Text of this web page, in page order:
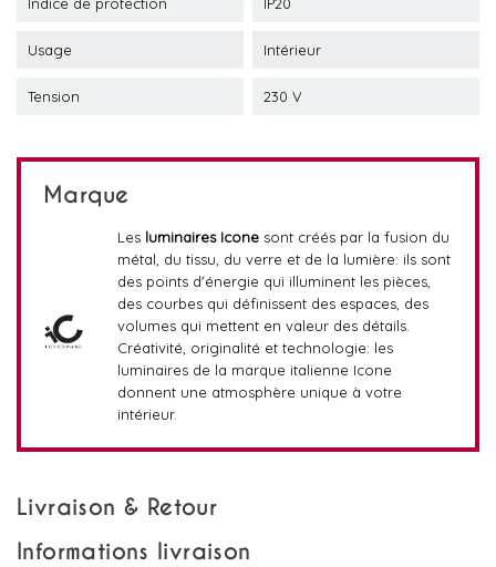
Usage Intérieur
Tension 230 V
Marque
Les luminaires Iconesont créés par la fusion du
métal, du tissu, du verre et de la lumière: ils sont
des points d'énergie qui illuminent les pièces,
des courbes qui définissent des espaces, des
volumes qui mettent en valeur des détails.
Créativité, originalité et technologie: les
luminaires de la marque italienne Icone
donnent une atmosphère unique à votre
intérieur.
Livraison & Retour
Informations livraison